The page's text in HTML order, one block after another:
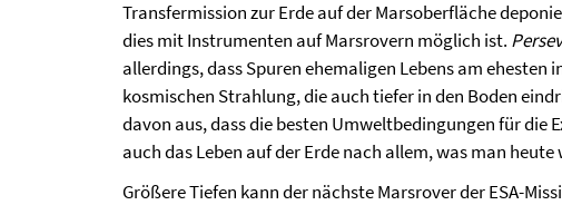
Transfermission zur Erde auf der Marsoberfläche
dies mit Instrumenten auf Marsrovern möglich ist.
allerdings, dass Spuren ehemaligen Lebens am
kosmischen Strahlung, die auch tiefer in den Boden
davon aus, dass die besten Umweltbedingungen für die
auch das Leben auf der Erde nach allem, was man
Größere Tiefen kann der nächste Marsrover der ESA-